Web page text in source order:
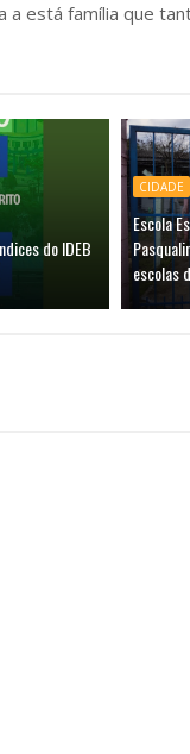
a está família que
do IDEB
CIDADE
Escola
escolas